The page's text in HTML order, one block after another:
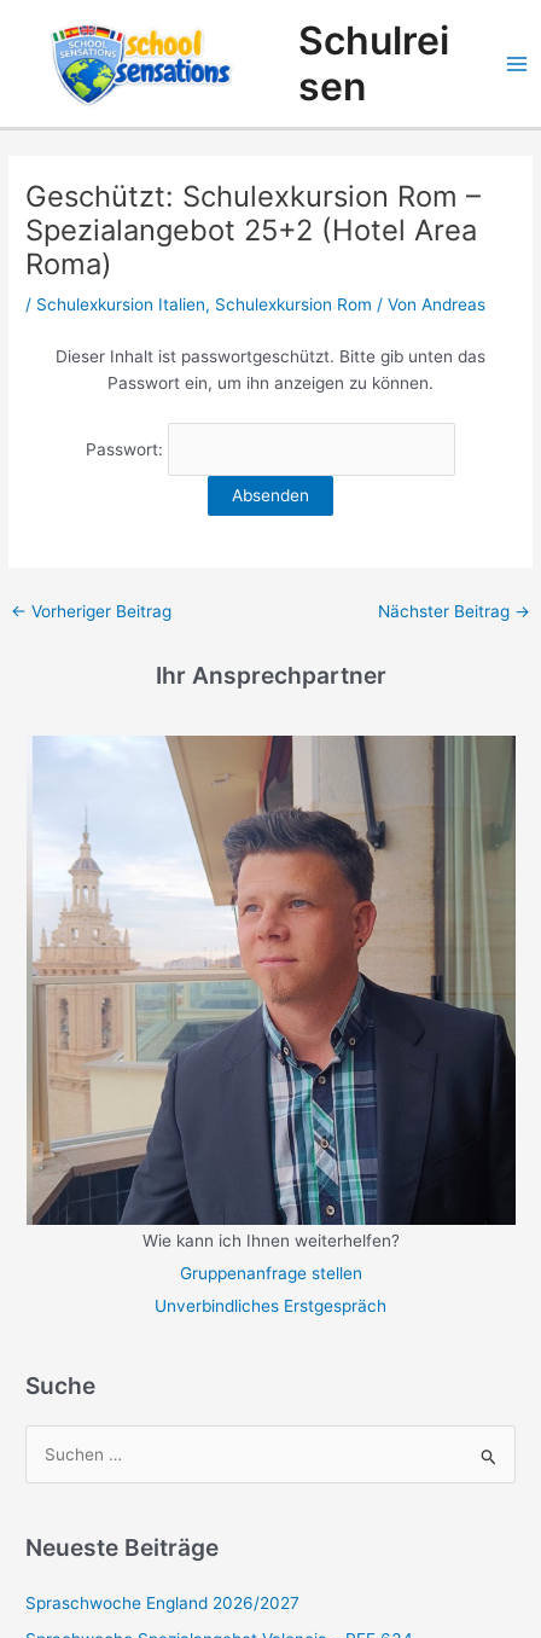
springen
Schulrei
sen
Geschützt: Schulexkursion Rom –
Spezialangebot 25+2 (Hotel Area
Roma)
/ Schulexkursion Italien, Schulexkursion Rom / VonAndreas
Dieser Inhalt ist passwortgeschützt. Bitte gib unten das
Passwort ein, um ihn anzeigen zu können.
Passwort:
← Vorheriger Beitrag Nächster Beitrag →
Ihr Ansprechpartner
Wie kann ich Ihnen weiterhelfen?
Gruppenanfrage stellen
Unverbindliches Erstgespräch
Suche
h
Neueste Beiträge
Spraschwoche England 2026/2027